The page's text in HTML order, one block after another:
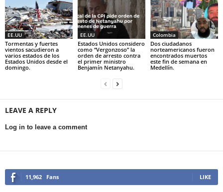
EE.UU
Tormentas y fuertes
vientos sacudieron a
varios estados de los
Estados Unidos desde el
domingo.
EE.UU
Estados Unidos considero
como “Vergonzoso” la
orden de arresto contra
el primer ministro
Benjamín Netanyahu.
Colombia
Dos ciudadanos
norteamericanos fueron
encontrados muertos
este fin de semana en
Medellín.
LEAVE A REPLY
Log in to leave a comment
11,962 Fans LIKE